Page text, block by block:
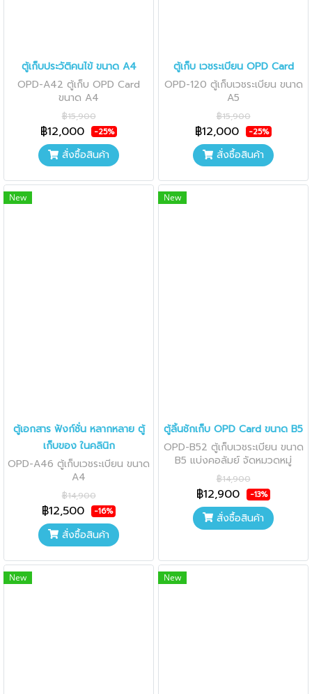
ตู้เก็บประวัติคนไข้ ขนาด A4
OPD-A42 ตู้เก็บ OPD Card
ขนาด A4
฿15,900
฿12,000 -25%
สั่งซื้อสินค้า
ตู้เก็บ เวชระเบียน OPD Card
OPD-120 ตู้เก็บเวชระเบียน ขนาด
A5
฿15,900
฿12,000 -25%
สั่งซื้อสินค้า
New
ตู้เอกสาร ฟังก์ชั่น หลากหลาย ตู้
เก็บของ ในคลินิก
OPD-A46 ตู้เก็บเวชระเบียน ขนาด
A4
฿14,900
฿12,500 -16%
สั่งซื้อสินค้า
New
ตู้ลิ้นชักเก็บ OPD Card ขนาด B5
OPD-B52 ตู้เก็บเวชระเบียน ขนาด
B5 แบ่งคอลัมย์ จัดหมวดหมู่
฿14,900
฿12,900 -13%
สั่งซื้อสินค้า
New New